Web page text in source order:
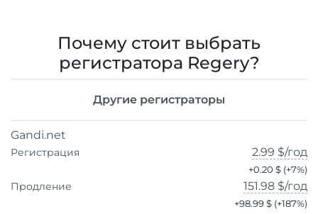
Почему стоит выбрать
регистратора Regery?
Другие регистраторы
Gandi.net
Регистрация 2.99 $/год
+0.20 $ (+7%)
Продление 151.98 $/год
+98.99 $ (+187%)